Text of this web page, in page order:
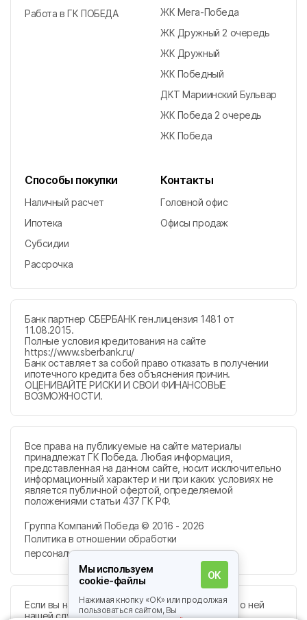
Работа в ГК ПОБЕДА
ЖК Мега-Победа
ЖК Дружный 2 очередь
ЖК Дружный
ЖК Победный
ДКТ Мариинский Бульвар
ЖК Победа 2 очередь
ЖК Победа
Способы покупки
Наличный расчет
Ипотека
Субсидии
Рассрочка
Контакты
Головной офис
Офисы продаж
Банк партнер СБЕРБАНК ген.лицензия 1481 от
11.08.2015.
Полные условия кредитования на сайте
https://www.sberbank.ru/
Банк оставляет за собой право отказать в получении
ипотечного кредита без объяснения причин.
ОЦЕНИВАЙТЕ РИСКИ И СВОИ ФИНАНСОВЫЕ
ВОЗМОЖНОСТИ.
Все права на публикуемые на сайте материалы
принадлежат ГК Победа. Любая информация,
представленная на данном сайте, носит исключительно
информационный характер и ни при каких условиях не
является публичной офертой, определяемой
положениями статьи 437 ГК РФ.
Группа Компаний Победа © 2016 - 2026
Политика в отношении обработки
персональных данных
Если вы нашли ошибку, пожалуйста, сообщите о ней
нашей службе поддержки:info@sk-pobeda.ru
Мы используем
cookie-файлы
Нажимая кнопку «ОК» или продолжая
пользоваться сайтом, Вы
ОК